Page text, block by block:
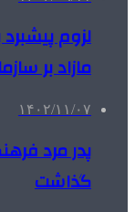
لزوم
مازاد بر
۱۴۰۲/۱۱/۰۷
پدر مرد
گذاشت